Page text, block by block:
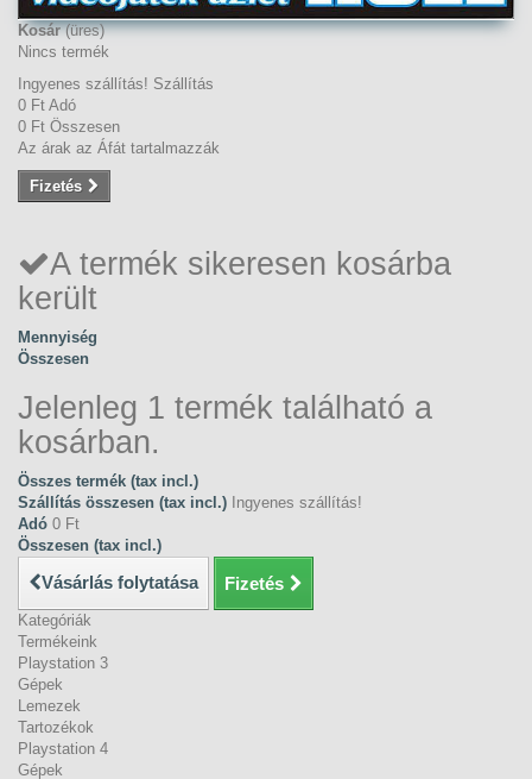
Kosár (üres)
Nincs termék
Ingyenes szállítás! Szállítás
0 Ft‎ Adó
0 Ft‎ Összesen
Az árak az Áfát tartalmazzák
Fizetés
A termék sikeresen kosárba
került
Mennyiség
Összesen
Jelenleg 1 termék található a
kosárban.
Összes termék (tax incl.)
Szállítás összesen (tax incl.) Ingyenes szállítás!
Adó 0 Ft‎
Összesen (tax incl.)
Vásárlás folytatása Fizetés
Kategóriák
Termékeink
Playstation 3
Gépek
Lemezek
Tartozékok
Playstation 4
Gépek